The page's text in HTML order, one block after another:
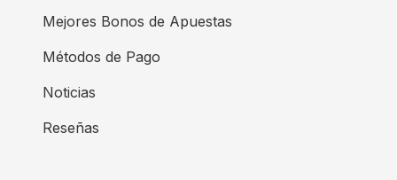
Mejores Bonos de Apuestas
Métodos de Pago
Noticias
Reseñas